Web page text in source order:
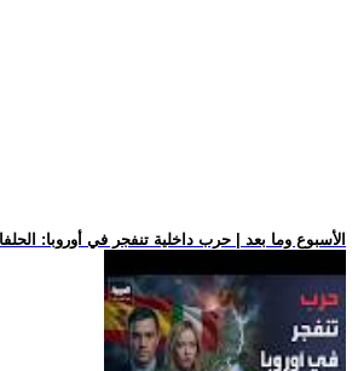
.. الأسبوع وما بعد | حرب داخلية تنفجر في أوروبا: